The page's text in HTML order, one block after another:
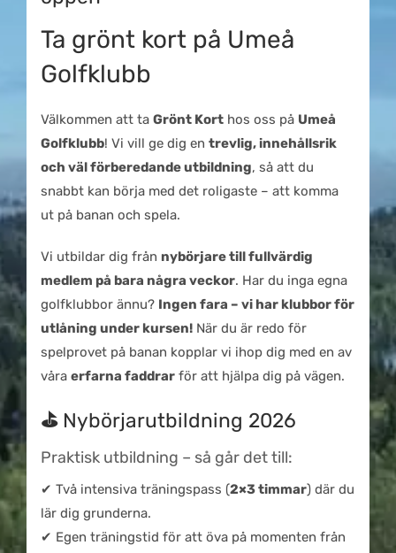
Ta grönt kort på Umeå
Golfklubb
Välkommen att taGrönt Kort hos oss på Umeå
Golfklubb! Vi vill ge dig entrevlig, innehållsrik
och väl förberedande utbildning, så att du
snabbt kan börja med det roligaste – att komma
ut på banan och spela.
Vi utbildar dig från nybörjare till fullvärdig
medlem på bara några veckor. Har du inga egna
golfklubbor ännu? Ingen fara – vi har klubbor för
utlåning under kursen! När du är redo för
spelprovet på banan kopplar vi ihop dig med en av
våraerfarna faddrar för att hjälpa dig på vägen.
⛳ Nybörjarutbildning 2026
Praktisk utbildning – så går det till:
✔ Två intensiva träningspass (2×3 timmar) där du
lär dig grunderna.
✔ Egen träningstid för att öva på momenten från